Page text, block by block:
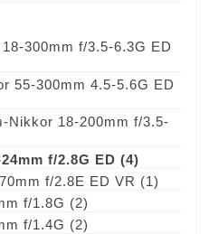
300mm f/3.5-6.3G ED
55-300mm 4.5-5.6G ED
Nikkor 18-200mm f/3.5-
f/2.8G ED (4)
f/2.8E ED VR (1)
f/1.8G (2)
f/1.4G (2)